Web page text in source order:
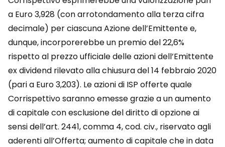
a Euro 3,928 (con arrotondamento alla terza cifra
decimale) per ciascuna Azione dell’Emittente e,
dunque, incorporerebbe un premio del 22,6%
rispetto al prezzo ufficiale delle azioni dell’Emittente
ex dividend rilevato alla chiusura del 14 febbraio 2020
(pari a Euro 3,203). Le azioni di ISP offerte quale
Corrispettivo saranno emesse grazie a un aumento
di capitale con esclusione del diritto di opzione ai
sensi dell’art. 2441, comma 4, cod. civ., riservato agli
aderenti all’Offerta; aumento di capitale che in data